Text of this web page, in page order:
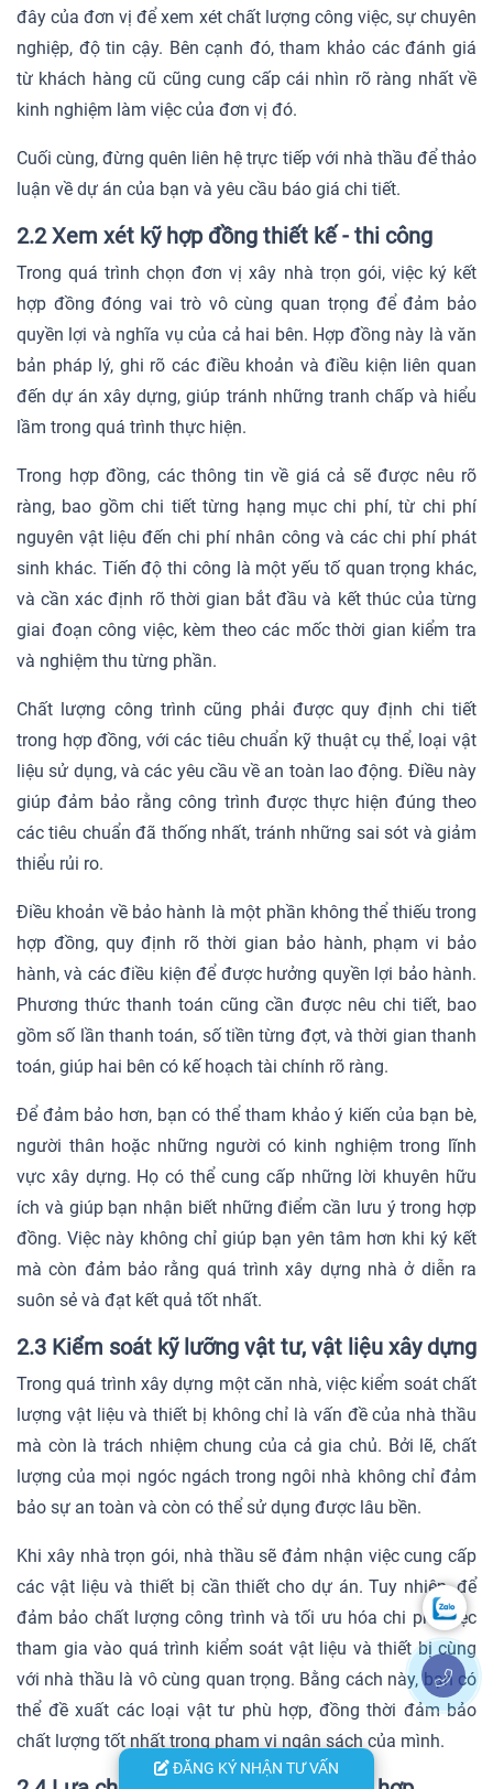
đây của đơn vị để xem xét chất lượng công việc, sự chuyên
nghiệp, độ tin cậy. Bên cạnh đó, tham khảo các đánh giá
từ khách hàng cũ cũng cung cấp cái nhìn rõ ràng nhất về
kinh nghiệm làm việc của đơn vị đó.
Cuối cùng, đừng quên liên hệ trực tiếp với nhà thầu để thảo
luận về dự án của bạn và yêu cầu báo giá chi tiết.
2.2 Xem xét kỹ hợp đồng thiết kế - thi công
Trong quá trình chọn đơn vị xây nhà trọn gói, việc ký kết
hợp đồng đóng vai trò vô cùng quan trọng để đảm bảo
quyền lợi và nghĩa vụ của cả hai bên. Hợp đồng này là văn
bản pháp lý, ghi rõ các điều khoản và điều kiện liên quan
đến dự án xây dựng, giúp tránh những tranh chấp và hiểu
lầm trong quá trình thực hiện.
Trong hợp đồng, các thông tin về giá cả sẽ được nêu rõ
ràng, bao gồm chi tiết từng hạng mục chi phí, từ chi phí
nguyên vật liệu đến chi phí nhân công và các chi phí phát
sinh khác. Tiến độ thi công là một yếu tố quan trọng khác,
và cần xác định rõ thời gian bắt đầu và kết thúc của từng
giai đoạn công việc, kèm theo các mốc thời gian kiểm tra
và nghiệm thu từng phần.
Chất lượng công trình cũng phải được quy định chi tiết
trong hợp đồng, với các tiêu chuẩn kỹ thuật cụ thể, loại vật
liệu sử dụng, và các yêu cầu về an toàn lao động. Điều này
giúp đảm bảo rằng công trình được thực hiện đúng theo
các tiêu chuẩn đã thống nhất, tránh những sai sót và giảm
thiểu rủi ro.
Điều khoản về bảo hành là một phần không thể thiếu trong
hợp đồng, quy định rõ thời gian bảo hành, phạm vi bảo
hành, và các điều kiện để được hưởng quyền lợi bảo hành.
Phương thức thanh toán cũng cần được nêu chi tiết, bao
gồm số lần thanh toán, số tiền từng đợt, và thời gian thanh
toán, giúp hai bên có kế hoạch tài chính rõ ràng.
Để đảm bảo hơn, bạn có thể tham khảo ý kiến của bạn bè,
người thân hoặc những người có kinh nghiệm trong lĩnh
vực xây dựng. Họ có thể cung cấp những lời khuyên hữu
ích và giúp bạn nhận biết những điểm cần lưu ý trong hợp
đồng. Việc này không chỉ giúp bạn yên tâm hơn khi ký kết
mà còn đảm bảo rằng quá trình xây dựng nhà ở diễn ra
suôn sẻ và đạt kết quả tốt nhất.
2.3 Kiểm soát kỹ lưỡng vật tư, vật liệu xây dựng
Trong quá trình xây dựng một căn nhà, việc kiểm soát chất
lượng vật liệu và thiết bị không chỉ là vấn đề của nhà thầu
mà còn là trách nhiệm chung của cả gia chủ. Bởi lẽ, chất
lượng của mọi ngóc ngách trong ngôi nhà không chỉ đảm
bảo sự an toàn và còn có thể sử dụng được lâu bền.
Khi xây nhà trọn gói, nhà thầu sẽ đảm nhận việc cung cấp
các vật liệu và thiết bị cần thiết cho dự án. Tuy nhiên, để
đảm bảo chất lượng công trình và tối ưu hóa chi phí, việc
tham gia vào quá trình kiểm soát vật liệu và thiết bị cùng
với nhà thầu là vô cùng quan trọng. Bằng cách này, bạn có
thể đề xuất các loại vật tư phù hợp, đồng thời đảm bảo
chất lượng tốt nhất trong phạm vi ngân sách của mình.
ĐĂNG KÝ NHẬN TƯ VẤN